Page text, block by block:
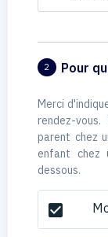
2 Pour
Merci
rendez-
parent chez
enfant chez
dessous.
check_box